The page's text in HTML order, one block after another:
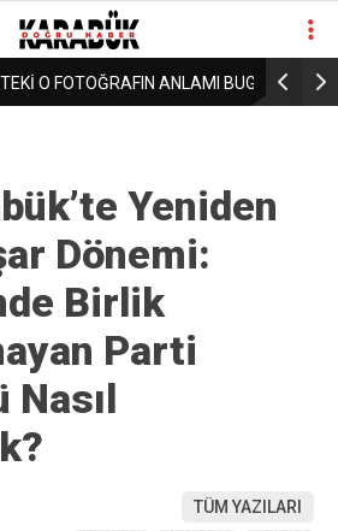
ANLAMI BUGÜN 15
Yeniden
Dönemi:
Birlik
Parti
Nasıl
TÜM YAZILARI